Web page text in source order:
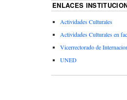
ENLACES
Actividades Culturales
Actividades Culturales en
Vicerrectorado de
UNED